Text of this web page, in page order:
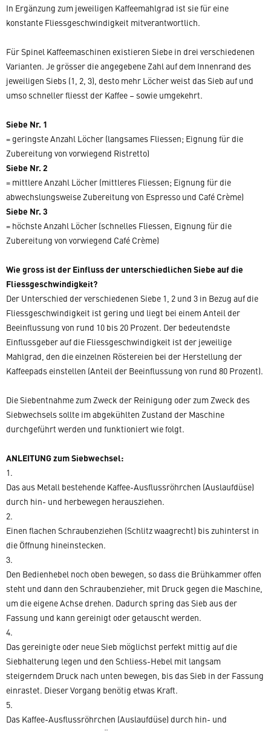
In Ergänzung zum jeweiligen Kaffeemahlgrad ist sie für eine
konstante Fliessgeschwindigkeit mitverantwortlich.
Für Spinel Kaffeemaschinen existieren Siebe in drei verschiedenen
Varianten. Je grösser die angegebene Zahl auf dem Innenrand des
jeweiligen Siebs (1, 2, 3), desto mehr Löcher weist das Sieb auf und
umso schneller fliesst der Kaffee – sowie umgekehrt.
Siebe Nr. 1
= geringste Anzahl Löcher (langsames Fliessen; Eignung für die
Zubereitung von vorwiegend Ristretto)
Siebe Nr. 2
= mittlere Anzahl Löcher (mittleres Fliessen; Eignung für die
abwechslungsweise Zubereitung von Espresso und Café Crème)
Siebe Nr. 3
= höchste Anzahl Löcher (schnelles Fliessen, Eignung für die
Zubereitung von vorwiegend Café Crème)
Wie gross ist der Einfluss der unterschiedlichen Siebe auf die
Fliessgeschwindigkeit?
Der Unterschied der verschiedenen Siebe 1, 2 und 3 in Bezug auf die
Fliessgeschwindigkeit ist gering und liegt bei einem Anteil der
Beeinflussung von rund 10 bis 20 Prozent. Der bedeutendste
Einflussgeber auf die Fliessgeschwindigkeit ist der jeweilige
Mahlgrad, den die einzelnen Röstereien bei der Herstellung der
Kaffeepads einstellen (Anteil der Beeinflussung von rund 80 Prozent).
Die Siebentnahme zum Zweck der Reinigung oder zum Zweck des
Siebwechsels sollte im abgekühlten Zustand der Maschine
durchgeführt werden und funktioniert wie folgt.
ANLEITUNG zum Siebwechsel:
1.
Das aus Metall bestehende Kaffee-Ausflussröhrchen (Auslaufdüse)
durch hin- und herbewegen herausziehen.
2.
Einen flachen Schraubenziehen (Schlitz waagrecht) bis zuhinterst in
die Öffnung hineinstecken.
3.
Den Bedienhebel noch oben bewegen, so dass die Brühkammer offen
steht und dann den Schraubenzieher, mit Druck gegen die Maschine,
um die eigene Achse drehen. Dadurch spring das Sieb aus der
Fassung und kann gereinigt oder getauscht werden.
4.
Das gereinigte oder neue Sieb möglichst perfekt mittig auf die
Siebhalterung legen und den Schliess-Hebel mit langsam
steigerndem Druck nach unten bewegen, bis das Sieb in der Fassung
einrastet. Dieser Vorgang benötig etwas Kraft.
5.
Das Kaffee-Ausflussröhrchen (Auslaufdüse) durch hin- und